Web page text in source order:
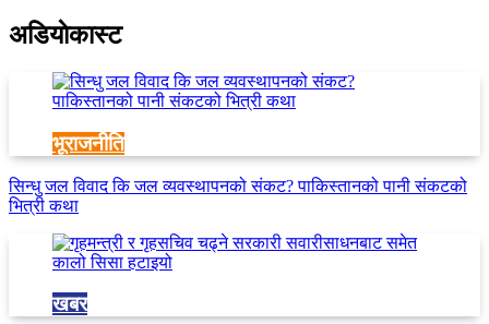
अडियाेकास्ट
भूराजनीति
सिन्धु जल विवाद कि जल व्यवस्थापनको संकट? पाकिस्तानको पानी संकटको
भित्री कथा
खबर